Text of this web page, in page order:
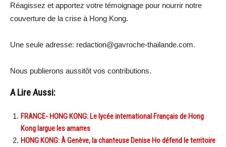
Réagissez et apportez votre témoignage pour nourrir notre
couverture de la crise à Hong Kong.
Une seule adresse: redaction@gavroche-thailande.com.
Nous publierons aussitôt vos contributions.
A Lire Aussi:
FRANCE- HONG KONG: Le lycée international Français de Hong
Kong largue les amarres
HONG KONG: À Genève, la chanteuse Denise Ho défend le territoire